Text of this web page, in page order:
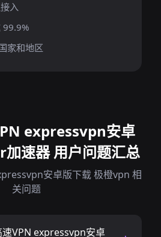
入
99.9%
家和地区
expressvpn安卓
速器 用户问题汇总
安卓版下载 极橙vpn 相
关问题
VPN expressvpn安卓